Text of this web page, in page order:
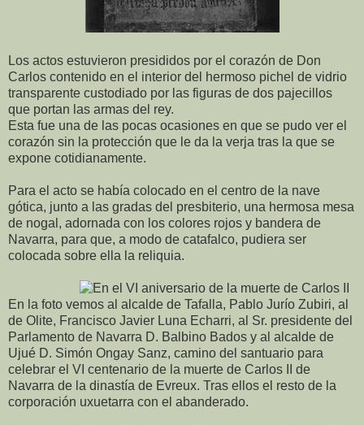
Los actos estuvieron presididos por el corazón de Don
Carlos contenido en el interior del hermoso pichel de vidrio
transparente custodiado por las figuras de dos pajecillos
que portan las armas del rey.
Esta fue una de las pocas ocasiones en que se pudo ver el
corazón sin la protección que le da la verja tras la que se
expone cotidianamente.
Para el acto se había colocado en el centro de la nave
gótica, junto a las gradas del presbiterio, una hermosa mesa
de nogal, adornada con los colores rojos y bandera de
Navarra, para que, a modo de catafalco, pudiera ser
colocada sobre ella la reliquia.
En la foto vemos al alcalde de Tafalla, Pablo Jurío Zubiri, al
de Olite, Francisco Javier Luna Echarri, al Sr. presidente del
Parlamento de Navarra D. Balbino Bados y al alcalde de
Ujué D. Simón Ongay Sanz, camino del santuario para
celebrar el VI centenario de la muerte de Carlos II de
Navarra de la dinastía de Evreux. Tras ellos el resto de la
corporación uxuetarra con el abanderado.